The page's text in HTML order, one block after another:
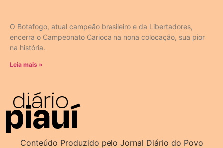
O Botafogo, atual campeão brasileiro e da Libertadores,
encerra o Campeonato Carioca na nona colocação, sua pior
na história.
Leia mais »
Conteúdo Produzido pelo Jornal Diário do Povo